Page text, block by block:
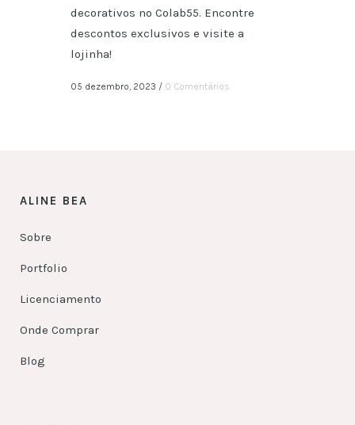
decorativos no Colab55. Encontre
descontos exclusivos e visite a
lojinha!
05 dezembro, 2023 / 0 Comentários
ALINE BEA
Sobre
Portfolio
Licenciamento
Onde Comprar
Blog